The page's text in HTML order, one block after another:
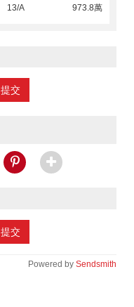
13/A 973.8萬
提交
提交
Powered by Sendsmith